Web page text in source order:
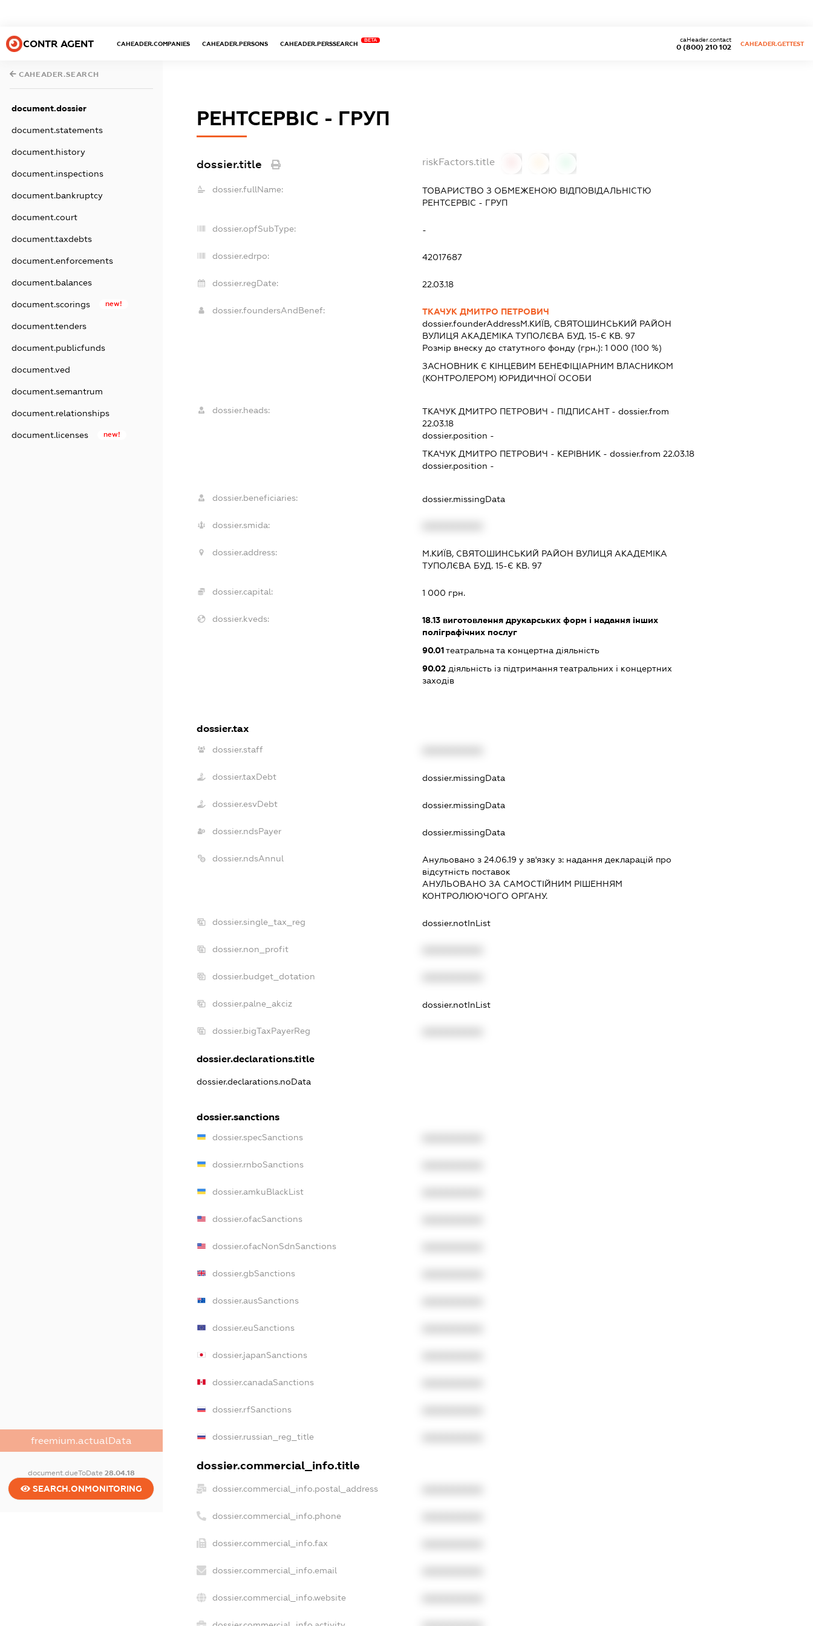
CONTR AGENT CAHEADER.COMPANIES CAHEADER.PERSONS CAHEADER.PERSSEARCH
BETA
0 (800) 210 102
caHeader.contact
CAHEADER.GETTEST
CAHEADER.SEARCH
document.dossier
document.statements
document.history
document.inspections
document.bankruptcy
document.court
document.taxdebts
document.enforcements
document.balances
document.scorings new!
document.tenders
document.publicfunds
document.ved
document.semantrum
document.relationships
document.licenses new!
freemium.actualData
document.dueToDate 28.04.18
SEARCH.ONMONITORING
РЕНТСЕРВІС - ГРУП
dossier.title riskFactors.title
dossier.fullName:
ТОВАРИСТВО З ОБМЕЖЕНОЮ ВІДПОВІДАЛЬНІСТЮ
РЕНТСЕРВІС - ГРУП
dossier.opfSubType: -
dossier.edrpo: 42017687
dossier.regDate: 22.03.18
dossier.foundersAndBenef:
ТКАЧУК ДМИТРО ПЕТРОВИЧ
dossier.founderAddressМ.КИЇВ, СВЯТОШИНСЬКИЙ РАЙОН
ВУЛИЦЯ АКАДЕМІКА ТУПОЛЄВА БУД. 15-Є КВ. 97
Розмір внеску до статутного фонду (грн.): 1 000 (100 %)
ЗАСНОВНИК Є КІНЦЕВИМ БЕНЕФІЦІАРНИМ ВЛАСНИКОМ
(КОНТРОЛЕРОМ) ЮРИДИЧНОЇ ОСОБИ
dossier.heads: ТКАЧУК ДМИТРО ПЕТРОВИЧ - ПІДПИСАНТ- dossier.from
22.03.18
dossier.position -
ТКАЧУК ДМИТРО ПЕТРОВИЧ - КЕРІВНИК- dossier.from 22.03.18
dossier.position -
dossier.beneficiaries: dossier.missingData
dossier.smida:
dossier.address:
М.КИЇВ, СВЯТОШИНСЬКИЙ РАЙОН ВУЛИЦЯ АКАДЕМІКА
ТУПОЛЄВА БУД. 15-Є КВ. 97
dossier.capital: 1 000 грн.
dossier.kveds: 18.13виготовлення друкарських форм і надання інших
поліграфічних послуг
90.01театральна та концертна діяльність
90.02діяльність із підтримання театральних і концертних
заходів
dossier.tax
dossier.staff
dossier.taxDebt dossier.missingData
dossier.esvDebt dossier.missingData
dossier.ndsPayer dossier.missingData
dossier.ndsAnnul Анульовано з 24.06.19 у зв'язку з: надання декларацiй про
вiдсутнiсть поставок
АНУЛЬОВАНО ЗА САМОСТIЙНИМ РIШЕННЯМ
КОНТРОЛЮЮЧОГО ОРГАНУ.
dossier.single_tax_reg dossier.notInList
dossier.non_profit
dossier.budget_dotation
dossier.palne_akciz dossier.notInList
dossier.bigTaxPayerReg
dossier.declarations.title
dossier.declarations.noData
dossier.sanctions
dossier.specSanctions
dossier.rnboSanctions
dossier.amkuBlackList
dossier.ofacSanctions
dossier.ofacNonSdnSanctions
dossier.gbSanctions
dossier.ausSanctions
dossier.euSanctions
dossier.japanSanctions
dossier.canadaSanctions
dossier.rfSanctions
dossier.russian_reg_title
dossier.commercial_info.title
dossier.commercial_info.postal_address
dossier.commercial_info.phone
dossier.commercial_info.fax
dossier.commercial_info.email
dossier.commercial_info.website